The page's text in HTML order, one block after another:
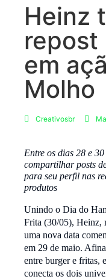
Heinz
repost
em
Molho
Creativosbr
Entre os dias 28 e
compartilhar posts
para seu perfil nas
produtos
Unindo o Dia do
Frita (30/05), Heinz,
uma nova data
em 29 de maio.
entre burger e fritas,
conecta os dois